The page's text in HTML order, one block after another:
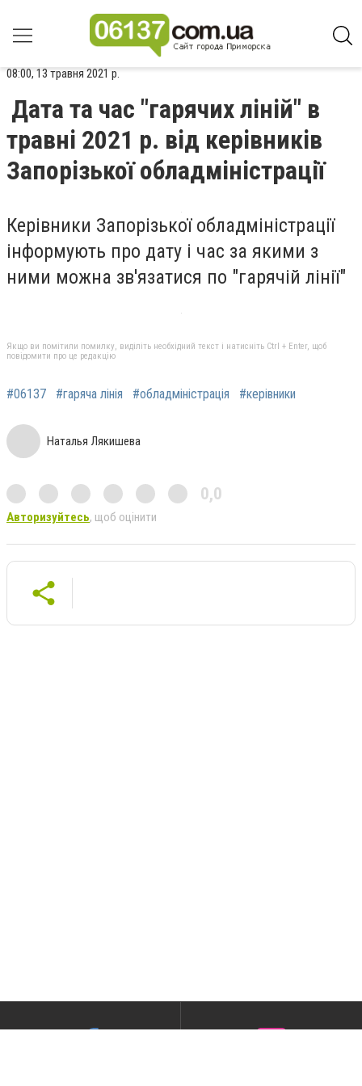
08:00, 13 травня 2021 р.
Дата та час "гарячих ліній" в
травні 2021 р. від керівників
Запорізької обладміністрації
Керівники Запорізької обладміністрації
інформують про дату і час за якими з
ними можна зв'язатися по "гарячій лінії"
Якщо ви помітили помилку, виділіть необхідний текст і натисніть Ctrl + Enter, щоб
повідомити про це редакцію
#06137 #гаряча лінія #обладміністрація #керівники
Наталья Лякишева
0,0
Авторизуйтесь, щоб оцінити